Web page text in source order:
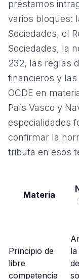
préstamos
varios bloques:
Sociedades, el
Sociedades, la
232, las reglas
financieros y
OCDE en
País Vasco y
especialidades
confirmar la
tributa en esos
Materia
Principio de
libre
competencia